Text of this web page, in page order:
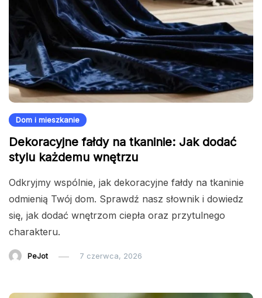
Dom i mieszkanie
Dekoracyjne fałdy na tkaninie: Jak dodać
stylu każdemu wnętrzu
Odkryjmy wspólnie, jak dekoracyjne fałdy na tkaninie
odmienią Twój dom. Sprawdź nasz słownik i dowiedz
się, jak dodać wnętrzom ciepła oraz przytulnego
charakteru.
PeJot 7 czerwca, 2026